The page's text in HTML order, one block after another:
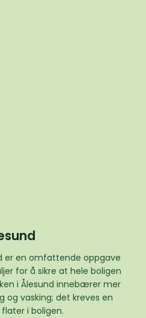
er en omfattende oppgave
for å sikre at hele boligen
i Ålesund innebærer mer
og vasking; det kreves en
i boligen.